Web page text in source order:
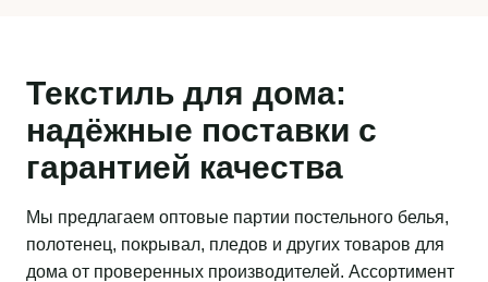
Текстиль для дома:
надёжные поставки с
гарантией качества
Мы предлагаем оптовые партии постельного белья,
полотенец, покрывал, пледов и других товаров для
дома от проверенных производителей. Ассортимент